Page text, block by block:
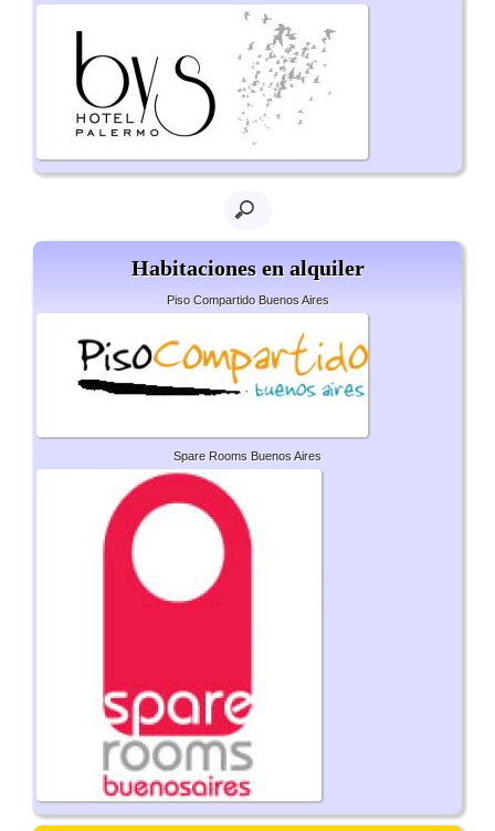
Habitaciones en alquiler
Piso Compartido Buenos Aires
Spare Rooms Buenos Aires